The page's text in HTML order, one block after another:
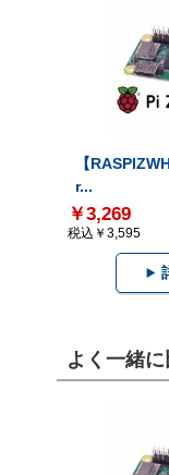
【
r...
￥3,269
税込￥3,595
よく一緒